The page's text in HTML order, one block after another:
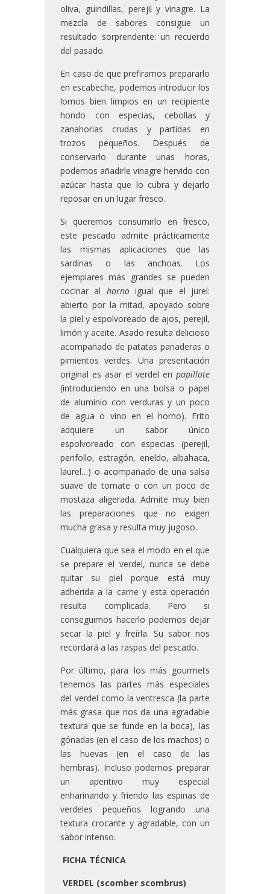
oliva, guindillas, perejil y vinagre. La
mezcla de sabores consigue un
resultado sorprendente: un recuerdo
del pasado.
En caso de que prefiramos prepararlo
en escabeche, podemos introducir los
lomos bien limpios en un recipiente
hondo con especias, cebollas y
zanahorias crudas y partidas en
trozos pequeños. Después de
conservarlo durante unas horas,
podemos añadirle vinagre hervido con
azúcar hasta que lo cubra y dejarlo
reposar en un lugar fresco.
Si queremos consumirlo en fresco,
este pescado admite prácticamente
las mismas aplicaciones que las
sardinas o las anchoas. Los
ejemplares más grandes se pueden
cocinar al hornoigual que el jurel:
abierto por la mitad, apoyado sobre
la piel y espolvoreado de ajos, perejil,
limón y aceite. Asado resulta delicioso
acompañado de patatas panaderas o
pimientos verdes. Una presentación
original es asar el verdel en papillote
(introduciendo en una bolsa o papel
de aluminio con verduras y un poco
de agua o vino en el horno). Frito
adquiere un sabor único
espolvoreado con especias (perejil,
perifollo, estragón, eneldo, albahaca,
laurel…) o acompañado de una salsa
suave de tomate o con un poco de
mostaza aligerada. Admite muy bien
las preparaciones que no exigen
mucha grasa y resulta muy jugoso.
Cualquiera que sea el modo en el que
se prepare el verdel, nunca se debe
quitar su piel porque está muy
adherida a la carne y esta operación
resulta complicada. Pero si
conseguimos hacerlo podemos dejar
secar la piel y freírla. Su sabor nos
recordará a las raspas del pescado.
Por último, para los más gourmets
tenemos las partes más especiales
del verdel como la ventresca (la parte
más grasa que nos da una agradable
textura que se funde en la boca), las
gónadas (en el caso de los machos) o
las huevas (en el caso de las
hembras). Incluso podemos preparar
un aperitivo muy especial
enharinando y friendo las espinas de
verdeles pequeños logrando una
textura crocante y agradable, con un
sabor intenso.
FICHA TÉCNICA
VERDEL (scomber scombrus)